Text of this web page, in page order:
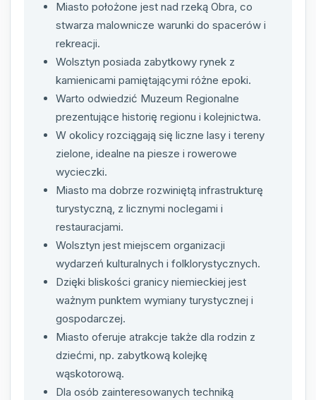
Miasto położone jest nad rzeką Obra, co
stwarza malownicze warunki do spacerów i
rekreacji.
Wolsztyn posiada zabytkowy rynek z
kamienicami pamiętającymi różne epoki.
Warto odwiedzić Muzeum Regionalne
prezentujące historię regionu i kolejnictwa.
W okolicy rozciągają się liczne lasy i tereny
zielone, idealne na piesze i rowerowe
wycieczki.
Miasto ma dobrze rozwiniętą infrastrukturę
turystyczną, z licznymi noclegami i
restauracjami.
Wolsztyn jest miejscem organizacji
wydarzeń kulturalnych i folklorystycznych.
Dzięki bliskości granicy niemieckiej jest
ważnym punktem wymiany turystycznej i
gospodarczej.
Miasto oferuje atrakcje także dla rodzin z
dziećmi, np. zabytkową kolejkę
wąskotorową.
Dla osób zainteresowanych techniką